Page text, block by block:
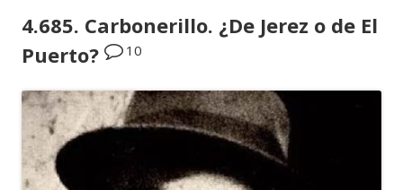
4.685. Carbonerillo. ¿De Jerez o de El
Puerto?
10